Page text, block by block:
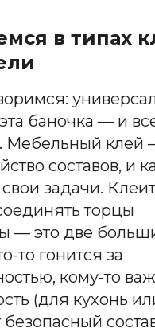
в типах
эта баночка — и
Мебельный клей
составов, и
задачи.
торцы
— это две
то гонится за
кому-то
(для кухонь
безопасный